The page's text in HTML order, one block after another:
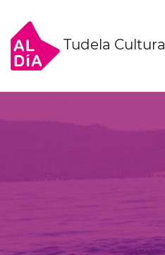
Tudela Cultura